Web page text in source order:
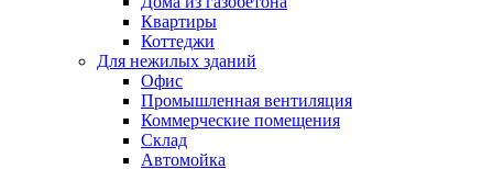
Квартиры
Коттеджи
Для нежилых зданий
Офис
Промышленная вентиляция
Коммерческие помещения
Склад
Автомойка